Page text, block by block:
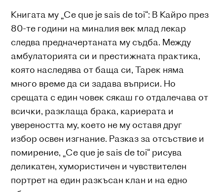
Книгата му „Ce que je sais de toi“: В Кайро през
80-те години на миналия век млад лекар
следва предначертаната му съдба. Между
амбулаторията си и престижната практика,
която наследява от баща си, Тарек няма
много време да си задава въприси. Но
срещата с един човек сякаш го отдалечава от
всички, разклаща брака, кариерата и
увереността му, което не му оставя друг
избор освен изгнание. Разказ за отсъствие и
помирение, „Ce que je sais de toi“ рисува
деликатен, хумористичен и чувствителен
портрет на един разкъсан клан и на едно